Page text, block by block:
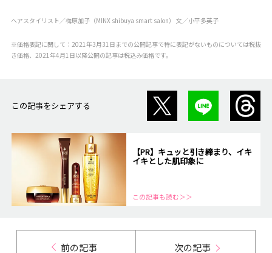
ヘアスタイリスト／梅原加子（MINX shibuya smart salon） 文／小平多英子
※価格表記に関して：2021年3月31日までの公開記事で特に表記がないものについては税抜
き価格、2021年4月1日以降公開の記事は税込み価格です。
この記事をシェアする
【PR】キュッと引き締まり、イキ
イキとした肌印象に
この記事も読む＞＞
前の記事 次の記事